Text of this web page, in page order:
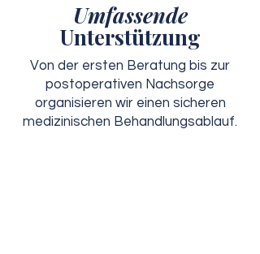
Umfassende
Unterstützung
Von der ersten Beratung bis zur
postoperativen Nachsorge
organisieren wir einen sicheren
medizinischen Behandlungsablauf.